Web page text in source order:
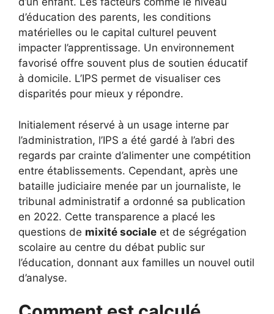
d’éducation des parents, les conditions
matérielles ou le capital culturel peuvent
impacter l’apprentissage. Un environnement
favorisé offre souvent plus de soutien éducatif
à domicile. L’IPS permet de visualiser ces
disparités pour mieux y répondre.
Initialement réservé à un usage interne par
l’administration, l’IPS a été gardé à l’abri des
regards par crainte d’alimenter une compétition
entre établissements. Cependant, après une
bataille judiciaire menée par un journaliste, le
tribunal administratif a ordonné sa publication
en 2022. Cette transparence a placé les
questions de mixité sociale et de ségrégation
scolaire au centre du débat public sur
l’éducation, donnant aux familles un nouvel outil
d’analyse.